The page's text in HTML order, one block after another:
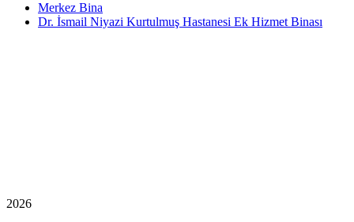
Merkez Bina
Dr. İsmail Niyazi Kurtulmuş Hastanesi Ek Hizmet Binası
2026